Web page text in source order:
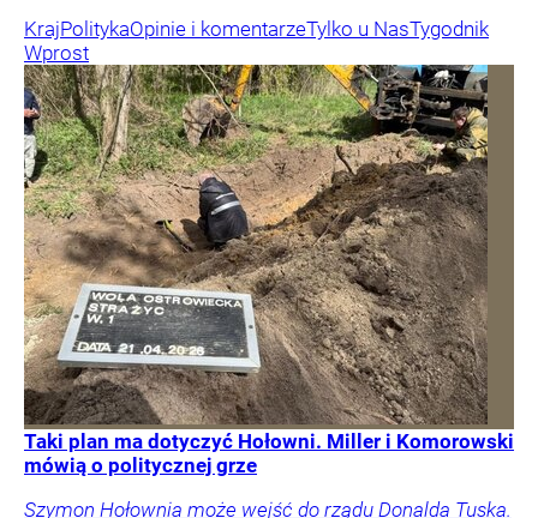
KrajPolitykaOpinie i komentarzeTylko u NasTygodnik
Wprost
Taki plan ma dotyczyć Hołowni. Miller i Komorowski
mówią o politycznej grze
Szymon Hołownia może wejść do rządu Donalda Tuska.